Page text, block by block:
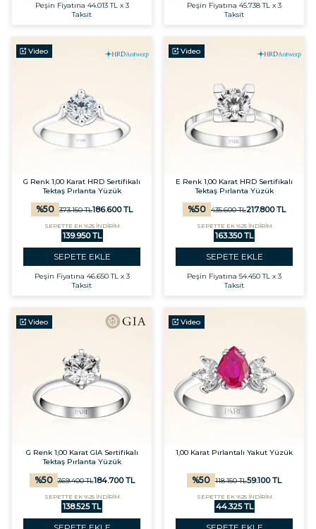
Peşin Fiyatına 44.013 TL x 3
Taksit
Peşin Fiyatına 45.738 TL x 3
Taksit
Video
G Renk 1,00 Karat HRD Sertifikalı
Tektaş Pırlanta Yüzük
%50 373.150TL186.600TL
SEPETTE EK %25 İNDİRİM
139.950 TL
SEPETE EKLE
Peşin Fiyatına 46.650 TL x 3
Taksit
Video
E Renk 1,00 Karat HRD Sertifikalı
Tektaş Pırlanta Yüzük
%50 435.600TL217.800TL
SEPETTE EK %25 İNDİRİM
163.350 TL
SEPETE EKLE
Peşin Fiyatına 54.450 TL x 3
Taksit
Video
G Renk 1,00 Karat GIA Sertifikalı
Tektaş Pırlanta Yüzük
%50 369.400TL184.700TL
SEPETTE EK %25 İNDİRİM
138.525 TL
Video
1,00 Karat Pırlantalı Yakut Yüzük
%50 118.150TL59.100TL
SEPETTE EK %25 İNDİRİM
44.325 TL